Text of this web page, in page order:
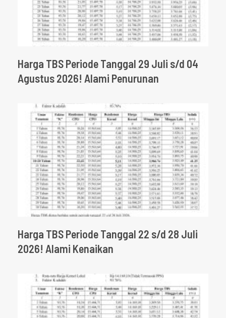
Harga TBS Periode Tanggal 29 Juli s/d 04
Agustus 2026! Alami Penurunan
Harga TBS Periode Tanggal 22 s/d 28 Juli
2026! Alami Kenaikan